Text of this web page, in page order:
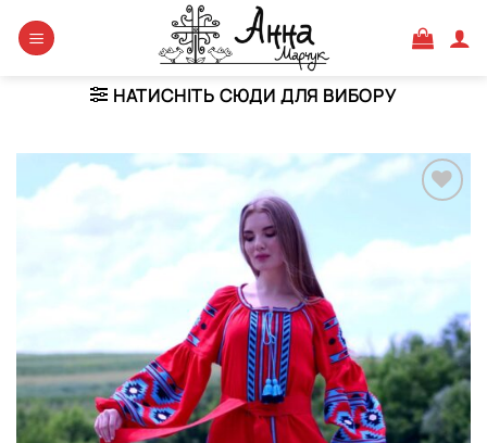
НАТИСНІТЬ СЮДИ ДЛЯ ВИБОРУ
виріб у